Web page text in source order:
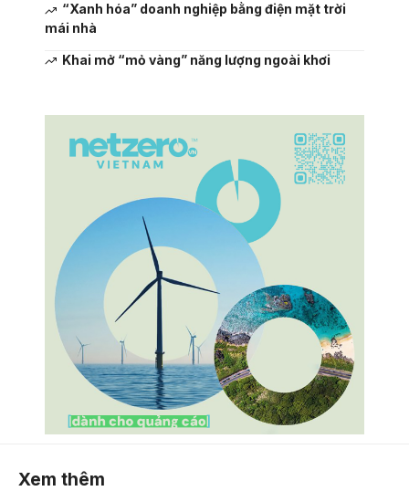
“Xanh hóa” doanh nghiệp bằng điện mặt trời
mái nhà
Khai mở “mỏ vàng” năng lượng ngoài khơi
Xem thêm